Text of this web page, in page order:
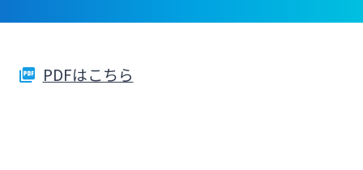
ログオン
法人向けインターネットバンキング
PDFはこちら